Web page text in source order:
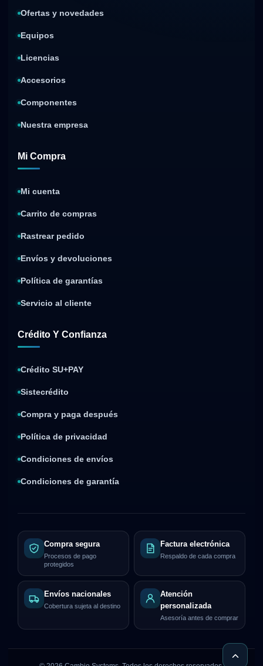
Ofertas y novedades
Equipos
Licencias
Accesorios
Componentes
Nuestra empresa
Mi Compra
Mi cuenta
Carrito de compras
Rastrear pedido
Envíos y devoluciones
Política de garantías
Servicio al cliente
Crédito Y Confianza
Crédito SU+PAY
Sistecrédito
Compra y paga después
Política de privacidad
Condiciones de envíos
Condiciones de garantía
Compra segura
Procesos de pago
protegidos
Factura electrónica
Respaldo de cada compra
Envíos nacionales
Cobertura sujeta al destino
Atención
personalizada
Asesoría antes de comprar